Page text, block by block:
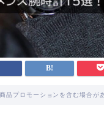
品プロモーションを含む場合が